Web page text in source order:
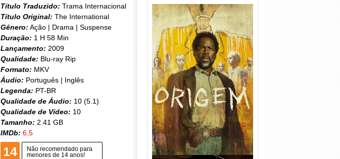
Título Traduzido: Trama Internacional
Título Original: The International
Gênero: Ação | Drama | Suspense
Duração: 1 H 58 Min
Lançamento: 2009
Qualidade: Blu-ray Rip
Formato: MKV
Áudio: Português | Inglês
Legenda: PT-BR
Qualidade de Áudio: 10 (5.1)
Qualidade de Vídeo: 10
Tamanho: 2.41 GB
IMDb: 6,5
14
Não recomendado para
menores de 14 anos!
Origem 4ª Temporada Torrent
(2026) WEB-DL 1080p/4K
Dual Áudio